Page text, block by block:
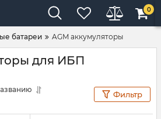
0
батареи AGM аккумуляторы
для ИБП
Фильтр